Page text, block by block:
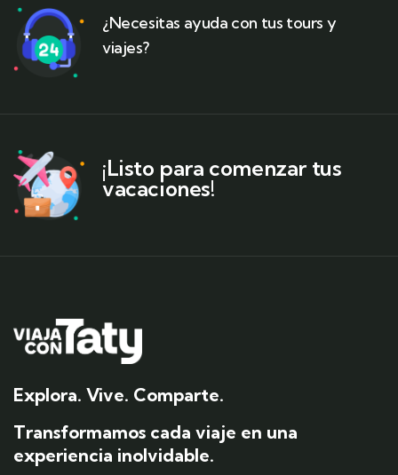
¿Necesitas ayuda con tus tours y
viajes?
¡Listo para comenzar tus
vacaciones!
Explora. Vive. Comparte.
Transformamos cada viaje en una
experiencia inolvidable.